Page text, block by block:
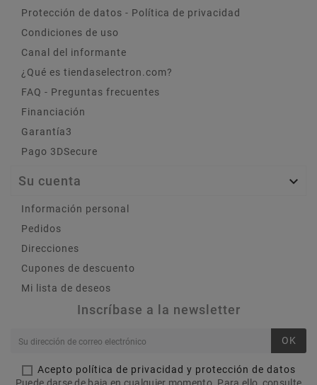
Protección de datos - Política de privacidad
Condiciones de uso
Canal del informante
¿Qué es tiendaselectron.com?
FAQ - Preguntas frecuentes
Financiación
Garantía3
Pago 3DSecure
Su cuenta 
Información personal
Pedidos
Direcciones
Cupones de descuento
Mi lista de deseos
Inscríbase a la newsletter
OK
Acepto política de privacidad y protección de datos
Puede darse de baja en cualquier momento. Para ello, consulte